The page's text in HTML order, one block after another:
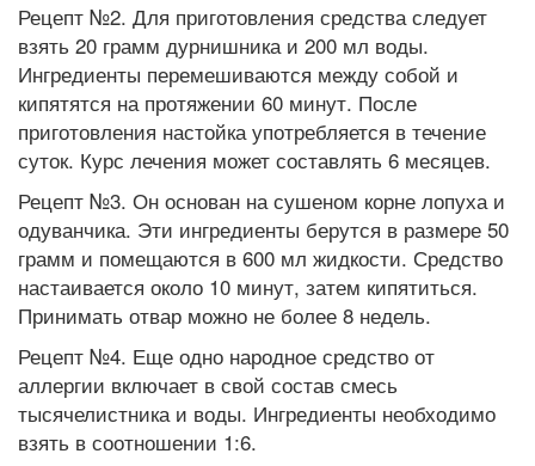
Рецепт №2. Для приготовления средства следует
взять 20 грамм дурнишника и 200 мл воды.
Ингредиенты перемешиваются между собой и
кипятятся на протяжении 60 минут. После
приготовления настойка употребляется в течение
суток. Курс лечения может составлять 6 месяцев.
Рецепт №3. Он основан на сушеном корне лопуха и
одуванчика. Эти ингредиенты берутся в размере 50
грамм и помещаются в 600 мл жидкости. Средство
настаивается около 10 минут, затем кипятиться.
Принимать отвар можно не более 8 недель.
Рецепт №4. Еще одно народное средство от
аллергии включает в свой состав смесь
тысячелистника и воды. Ингредиенты необходимо
взять в соотношении 1:6.